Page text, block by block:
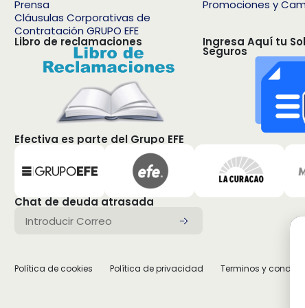
Prensa
Cláusulas Corporativas de
Contratación GRUPO EFE
Promociones y
Libro de reclamaciones Ingresa Aquí tu
Seguros
Chat de deuda atrasada
Efectiva es parte del Grupo EFE
Política de cookies Política de privacidad Terminos y